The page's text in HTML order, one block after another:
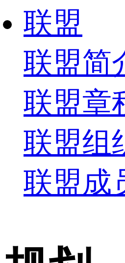
联盟
联盟简
联盟章
联盟组
联盟成